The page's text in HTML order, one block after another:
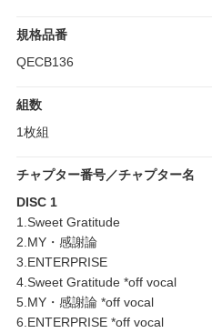
規格品番
QECB136
組数
1枚組
チャプター番号／チャプター名
DISC 1
1.Sweet Gratitude
2.MY・感謝論
3.ENTERPRISE
4.Sweet Gratitude *off vocal
5.MY・感謝論 *off vocal
6.ENTERPRISE *off vocal